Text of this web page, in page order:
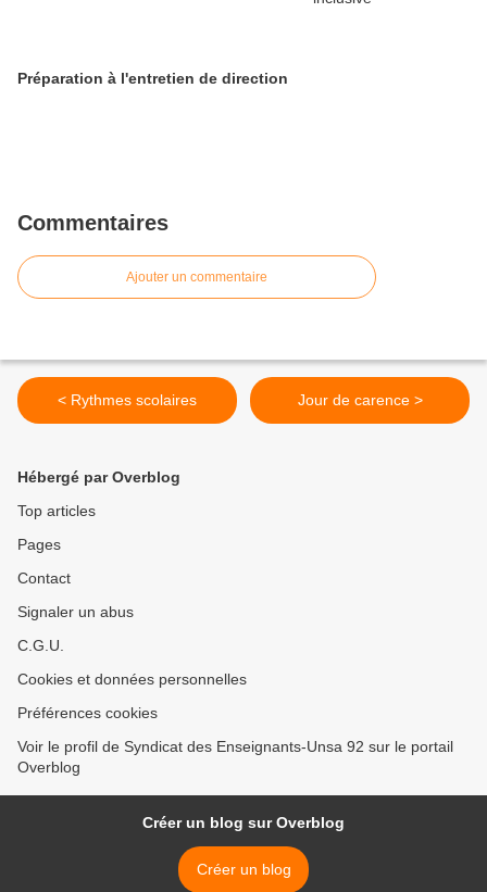
Préparation à l'entretien de direction
Commentaires
Ajouter un commentaire
< Rythmes scolaires Jour de carence >
Hébergé par Overblog
Top articles
Pages
Contact
Signaler un abus
C.G.U.
Cookies et données personnelles
Préférences cookies
Voir le profil de Syndicat des Enseignants-Unsa 92 sur le portail
Overblog
Créer un blog sur Overblog
Créer un blog